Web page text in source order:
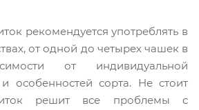
рекомендуется употреблять в
от одной до четырех чашек в
от индивидуальной
и особенностей сорта. Не стоит
решит все проблемы с